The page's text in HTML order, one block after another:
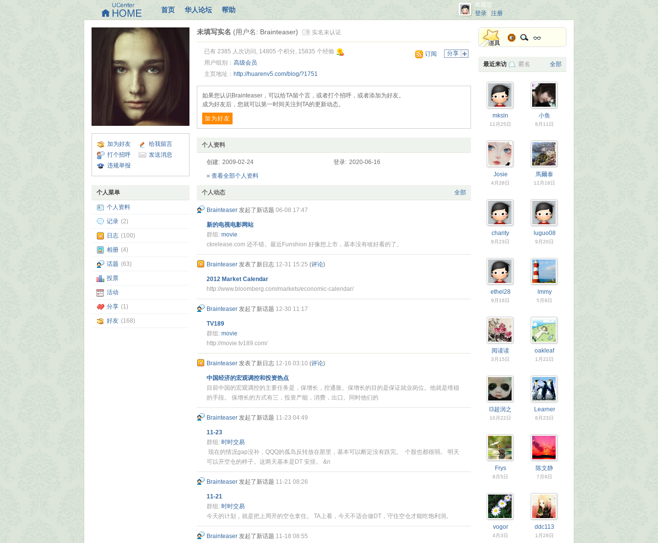
首页 华人论坛 帮助
欢迎您
登录
注册
加为好友
给我留言
打个招呼
发送消息
违规举报
个人菜单
个人资料
记录 (2)
日志 (100)
相册 (4)
话题 (63)
投票
活动
分享 (1)
好友 (168)
未填写实名 (用户名: Brainteaser) 实名未认证
分享
订阅
已有 2385 人次访问, 14805 个积分, 15835 个经验
用户组别： 高级会员
主页地址： http://huarenv5.com/blog/?1751
如果您认识Brainteaser，可以给TA留个言，或者打个招呼，或者添加为好友。
成为好友后，您就可以第一时间关注到TA的更新动态。
加为好友
个人资料
创建: 2009-02-24 登录: 2020-06-16
» 查看全部个人资料
全部
个人动态
Brainteaser 发起了新话题 06-08 17:47
新的电视电影网站
群组: movie
ckrelease.com 还不错。最近Funshion 好像想上市，基本没有啥好看的了。
Brainteaser 发表了新日志 12-31 15:25 (评论)
2012 Market Calendar
http://www.bloomberg.com/markets/economic-calendar/
Brainteaser 发起了新话题 12-30 11:17
TV189
群组: movie
http://movie.tv189.com/
Brainteaser 发表了新日志 12-16 03:10 (评论)
中国经济的宏观调控和投资热点
目前中国的宏观调控的主要任务是，保增长，控通胀。保增长的目的是保证就业岗位。他就是维稳
的手段。 保增长的方式有三，投资产能，消费，出口。同时他们的
Brainteaser 发起了新话题 11-23 04:49
11-23
群组: 时时交易
现在的情况gap没补，QQQ的孤岛反转放在那里，基本可以断定没有跌完。 个股也都很弱。 明天
可以开空仓的样子。这两天基本是DT 安排。 &n
Brainteaser 发起了新话题 11-21 08:26
11-21
群组: 时时交易
今天的计划，就是把上周开的空仓拿住。 TA上看，今天不适合做DT，守住空仓才能吃饱利润。
Brainteaser 发起了新话题 11-18 08:55
全部
最近来访 匿名
mksln
11月25日
小鱼
8月11日
Josie
4月28日
馬爾泰
12月18日
charity
9月23日
luguo08
9月20日
ethel28
9月16日
lmmy
5月9日
阅读读
3月15日
oakleaf
1月22日
I3超润之
10月22日
Learner
8月23日
Frys
8月5日
陈文静
7月9日
vogor
4月3日
ddc113
1月28日